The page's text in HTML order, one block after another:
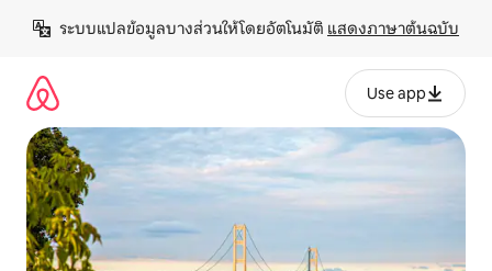
เนื้อหา
ระบบแปลข้อมูลบางส่วนให้โดยอัตโนมัติ แสดงภาษาต้นฉบับ
Use app